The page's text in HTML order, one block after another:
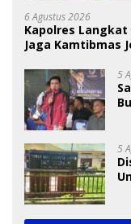
6 Agustus 2026
Kapolres
Jaga Kamtibmas
5
5